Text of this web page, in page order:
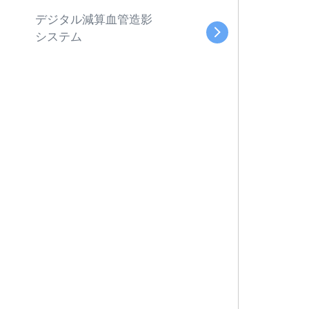
デジタル減算血管造影
システム